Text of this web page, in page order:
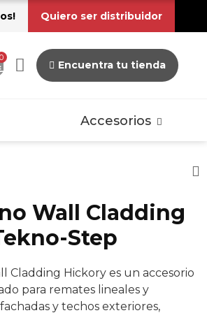
Quiero ser distribuidor
0
Encuentra tu tienda
Accesorios
Wall Cladding
Step
Cladding Hickory es un accesorio
para remates lineales y
y techos exteriores,